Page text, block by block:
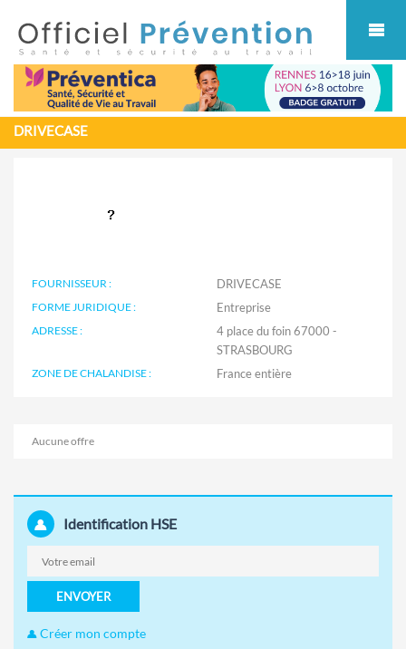
DRIVECASE
FOURNISSEUR : DRIVECASE
FORME JURIDIQUE : Entreprise
ADRESSE :
4 place du foin 67000 -
STRASBOURG
ZONE DE CHALANDISE :
Aucune offre
Identification HSE
ENVOYER
Créer mon compte